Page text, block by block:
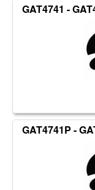
GAT4741 -
GAT4741P -